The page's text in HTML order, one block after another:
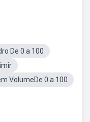
De 0 a 100
VolumeDe 0 a 100